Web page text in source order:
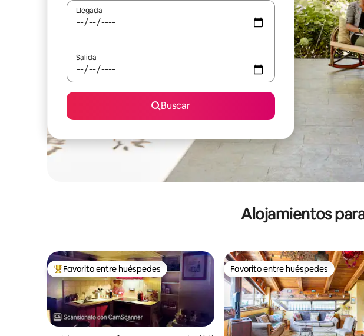
Llegada
Salida
Buscar
Alojamientos
De los mejores en Favorito entre huéspedes
Favorito entre huéspedes Favorito entre huéspedes
Favorito entre huéspedes